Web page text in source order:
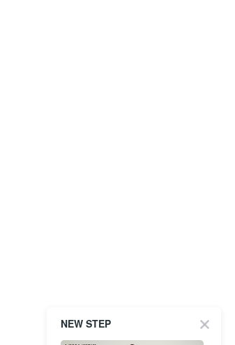
NEW STEP